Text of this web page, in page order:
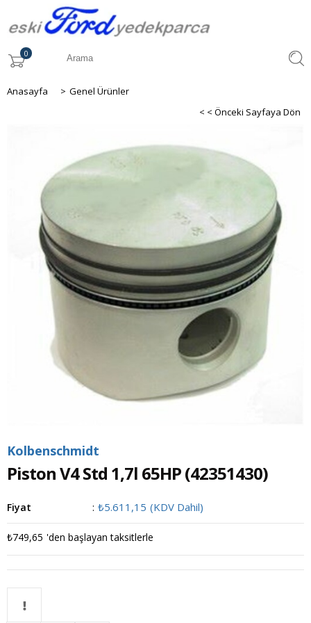
0
Anasayfa > Genel Ürünler
< < Önceki Sayfaya Dön
Kolbenschmidt
Piston V4 Std 1,7l 65HP(42351430)
Fiyat : ₺5.611,15 (KDV Dahil)
₺749,65 'den başlayan taksitlerle